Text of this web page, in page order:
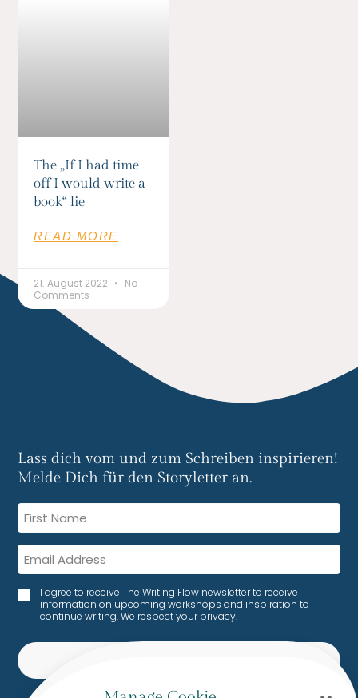
The „If I had time
off I would write a
book“ lie
READ MORE
21. August 2022
No
Comments
Lass dich vom und zum Schreiben inspirieren!
Melde Dich für den Storyletter an.
I agree to receive The Writing Flow newsletter to receive
information on upcoming workshops and inspiration to
continue writing. We respect your privacy.